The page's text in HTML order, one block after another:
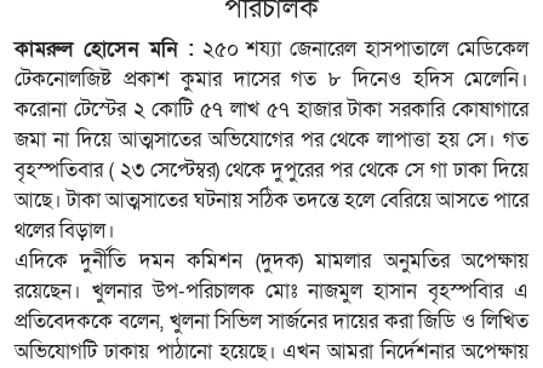
পরিচালক
কামরুল হোসেন মনি : ২৫০ শয্যা জেনারেল হাসপাতালে মেডিকেল
টেকনোলজিষ্ট প্রকাশ কুমার দাসের গত ৮ দিনেও হদিস মেলেনি।
করোনা টেস্টের ২ কোটি ৫৭ লাখ ৫৭ হাজার টাকা সরকারি কোষাগারে
জমা না দিয়ে আত্মসাতের অভিযোগের পর থেকে লাপাত্তা হয় সে। গত
বৃহস্পতিবার ( ২৩ সেপ্টেম্বর) থেকে দুপুরের পর থেকে সে গা ঢাকা দিয়ে
আছে। টাকা আত্মসাতের ঘটনায় সঠিক তদন্তে হলে বেরিয়ে আসতে পারে
থলের বিড়াল।
এদিকে দুর্নীতি দমন কমিশন (দুদক) মামলার অনুমতির অপেক্ষায়
রয়েছেন। খুলনার উপ-পরিচালক মোঃ নাজমুল হাসান বৃহস্পবিার এ
প্রতিবেদককে বলেন, খুলনা সিভিল সার্জনের দায়ের করা জিডি ও লিখিত
অভিযোগটি ঢাকায় পাঠানো হয়েছে। এখন আমরা নির্দেশনার অপেক্ষায়